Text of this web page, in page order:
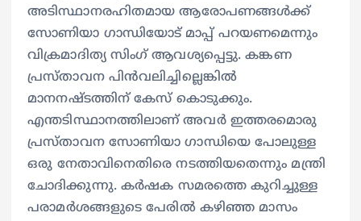
അടിസ്ഥാനരഹിതമായ ആരോപണങ്ങൾക്ക്
സോണിയാ ഗാന്ധിയോട് മാപ്പ് പറയണമെന്നും
വിക്രമാദിത്യ സിംഗ് ആവശ്യപ്പെട്ടു. കങ്കണ
പ്രസ്താവന പിൻവലിച്ചില്ലെങ്കിൽ
മാനനഷ്ടത്തിന് കേസ് കൊടുക്കും.
എന്തടിസ്ഥാനത്തിലാണ് അവർ ഇത്തരമൊരു
പ്രസ്താവന സോണിയാ ഗാന്ധിയെ പോലുള്ള
ഒരു നേതാവിനെതിരെ നടത്തിയതെന്നും മന്ത്രി
ചോദിക്കുന്നു. കർഷക സമരത്തെ കുറിച്ചുള്ള
പരാമർശങ്ങളുടെ പേരിൽ കഴിഞ്ഞ മാസം